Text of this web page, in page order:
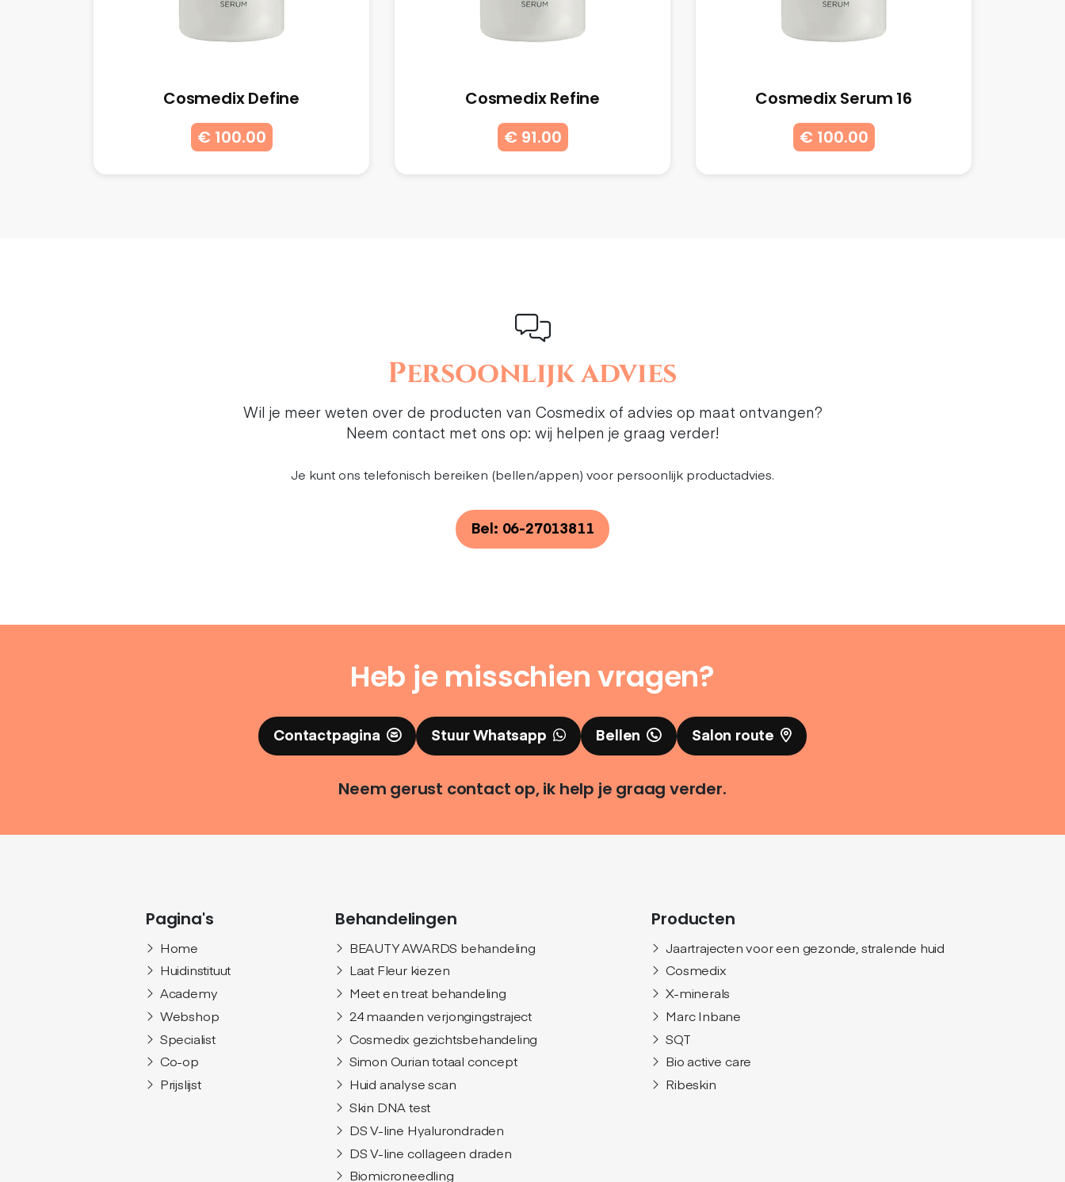
Cosmedix Define
€ 100.00
Cosmedix Refine
€ 91.00
Cosmedix Serum 16
€ 100.00
Persoonlijk advies
Wil je meer weten over de producten van Cosmedix of advies op maat ontvangen?
Neem contact met ons op: wij helpen je graag verder!
Je kunt ons telefonisch bereiken (bellen/appen) voor persoonlijk productadvies.
Bel: 06-27013811
Heb je misschien vragen?
Contactpagina Stuur Whatsapp Bellen Salon route
Neem gerust contact op, ik help je graag verder.
Pagina's
Home
Huidinstituut
Academy
Webshop
Specialist
Co-op
Prijslijst
Behandelingen
BEAUTY AWARDS behandeling
Laat Fleur kiezen
Meet en treat behandeling
24 maanden verjongingstraject
Cosmedix gezichtsbehandeling
Simon Ourian totaal concept
Huid analyse scan
Skin DNA test
DS V-line Hyalurondraden
DS V-line collageen draden
Biomicroneedling
Producten
Jaartrajecten voor een gezonde, stralende huid
Cosmedix
X-minerals
Marc Inbane
SQT
Bio active care
Ribeskin